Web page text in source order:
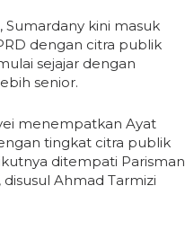
Sumardany kini masuk
dengan citra publik
sejajar dengan
senior.
menempatkan Ayat
tingkat citra publik
ditempati Parisman
Ahmad Tarmizi